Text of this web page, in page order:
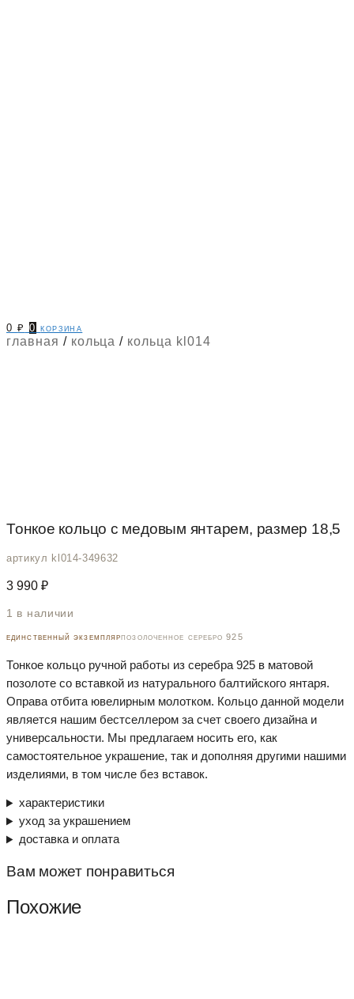
0₽ 0 корзина
главная / кольца / кольца kl014
Тонкое кольцо с медовым янтарем, размер 18,5
артикул kl014-349632
3 990 ₽
1 в наличии
единственный экземплярпозолоченное серебро 925
Тонкое кольцо ручной работы из серебра 925 в матовой
позолоте со вставкой из натурального балтийского янтаря.
Оправа отбита ювелирным молотком. Кольцо данной модели
является нашим бестселлером за счет своего дизайна и
универсальности. Мы предлагаем носить его, как
самостоятельное украшение, так и дополняя другими нашими
изделиями, в том числе без вставок.
характеристики
уход за украшением
доставка и оплата
Вам может понравиться
Похожие